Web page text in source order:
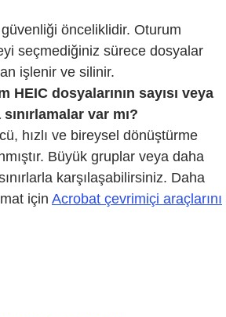
önceliklidir. Oturum
seçmediğiniz sürece dosyalar
işlenir ve silinir.
HEIC dosyalarının sayısı veya
var mı?
hızlı ve bireysel dönüştürme
Büyük gruplar veya daha
karşılaşabilirsiniz. Daha
için Acrobat çevrimiçi araçlarını